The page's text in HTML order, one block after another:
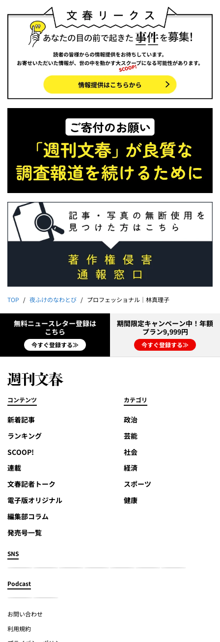
TOP 夜ふけのなわとび プロフェッショナル｜林真理子
無料ニュースレター登録は
こちら
今すぐ登録する≫
期間限定キャンペーン中！年額
プラン9,999円
今すぐ登録する≫
コンテンツ
新着記事
ランキング
SCOOP!
連載
文春記者トーク
電子版オリジナル
編集部コラム
発売号一覧
カテゴリ
政治
芸能
社会
経済
スポーツ
健康
SNS
Podcast
お問い合わせ
利用規約